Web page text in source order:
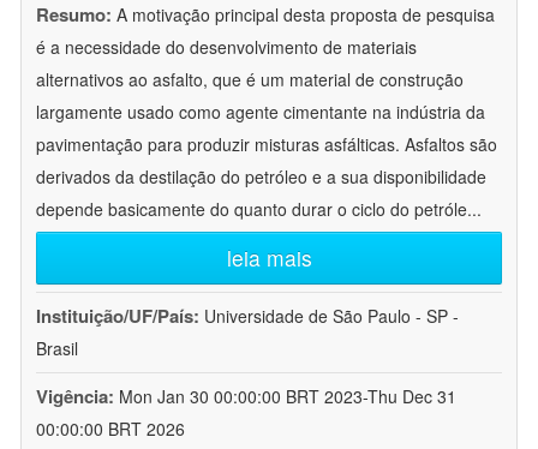
Resumo: A motivação principal desta proposta de pesquisa
é a necessidade do desenvolvimento de materiais
alternativos ao asfalto, que é um material de construção
largamente usado como agente cimentante na indústria da
pavimentação para produzir misturas asfálticas. Asfaltos são
derivados da destilação do petróleo e a sua disponibilidade
depende basicamente do quanto durar o ciclo do petróle...
leia mais
Instituição/UF/País: Universidade de São Paulo - SP -
Brasil
Vigência: Mon Jan 30 00:00:00 BRT 2023-Thu Dec 31
00:00:00 BRT 2026